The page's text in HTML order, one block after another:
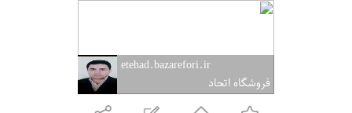
ص
ه
etehad.bazarefori.ir
فروشگاه اتحاد